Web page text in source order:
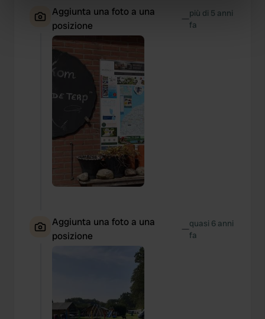
Identify your device by actively scanning it for
specific characteristics (fingerprinting)
Find out more about how your personal data is processed
and set your preferences in the
We use cookies to personalise content and ads, to
provide social media features and to analyse our traffic.
We also share information about your use of our site with
our social media, advertising and analytics partners who
may combine it with other information that you’ve
provided to them or that they’ve collected from your use
of their services.
Aggiunta una foto a una
posizione
—più di 5 anni
fa
Aggiunta una foto a una
posizione
—quasi 6 anni
fa